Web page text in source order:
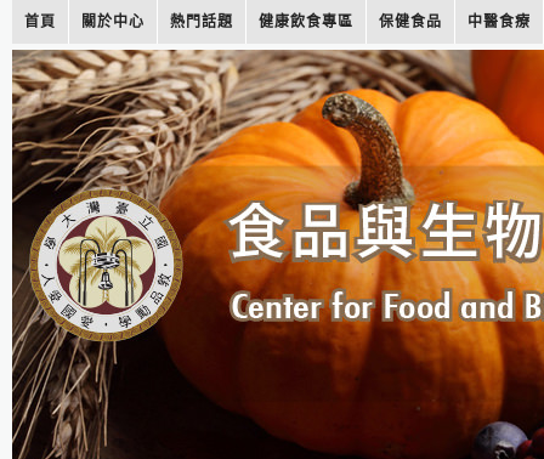
首頁 關於中心 熱門話題 健康飲食專區 保健食品 中醫食療